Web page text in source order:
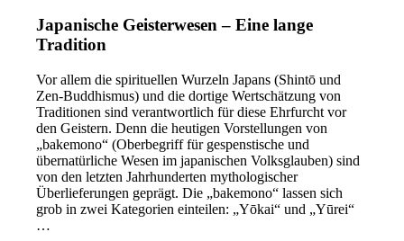
Japanische Geisterwesen – Eine lange
Tradition
Vor allem die spirituellen Wurzeln Japans (Shintō und
Zen-Buddhismus) und die dortige Wertschätzung von
Traditionen sind verantwortlich für diese Ehrfurcht vor
den Geistern. Denn die heutigen Vorstellungen von
„bakemono“ (Oberbegriff für gespenstische und
übernatürliche Wesen im japanischen Volksglauben) sind
von den letzten Jahrhunderten mythologischer
Überlieferungen geprägt. Die „bakemono“ lassen sich
grob in zwei Kategorien einteilen: „Yōkai“ und „Yūrei“
…